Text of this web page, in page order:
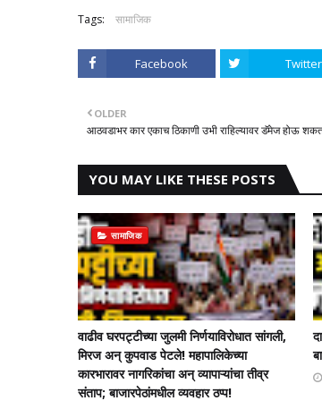
Tags: सामाजिक
Facebook Twitter
OLDER
आठवडाभर कार एकाच ठिकाणी उभी राहिल्यावर डॅमेज होऊ
YOU MAY LIKE THESE POSTS
सामाजिक
वाढीव घरपट्टीच्या जुलमी निर्णयाविरोधात सांगली,
मिरज अन् कुपवाड पेटले! महापालिकेच्या
कारभारावर नागरिकांचा अन् व्यापाऱ्यांचा तीव्र
संताप; बाजारपेठांमधील व्यवहार ठप्प!​